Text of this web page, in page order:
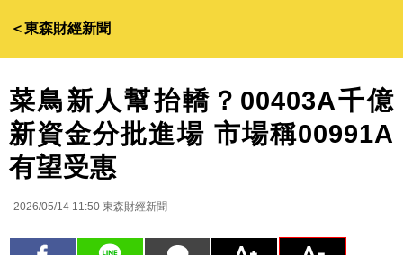
＜東森財經新聞
菜鳥新人幫抬轎？00403A千億
新資金分批進場 市場稱00991A
有望受惠
2026/05/14 11:50 東森財經新聞